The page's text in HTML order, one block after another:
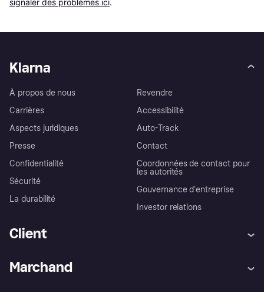
signaler des problèmes ici.
Klarna
À propos de nous
Carrières
Aspects juridiques
Presse
Confidentialité
Sécurité
La durabilité
Revendre
Accessibilité
Auto-Track
Contact
Coordonnées de contact pour
les autorités
Gouvernance d’entreprise
Investor relations
Client
Marchand